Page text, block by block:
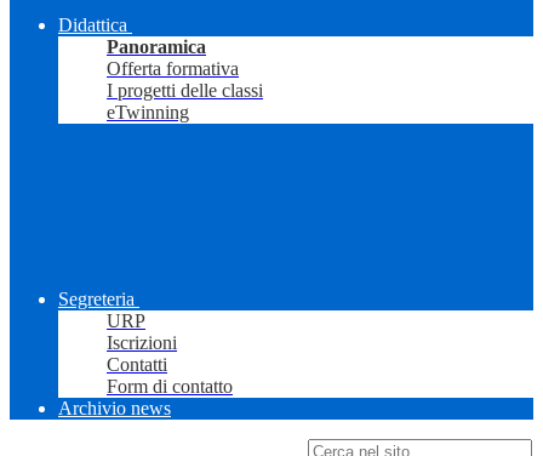
Didattica
Panoramica
Offerta formativa
I progetti delle classi
eTwinning
Segreteria
URP
Iscrizioni
Contatti
Form di contatto
Archivio news